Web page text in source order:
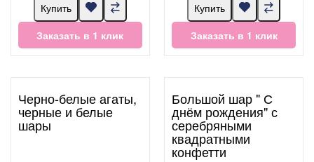
Купить
Заказать в 1 клик
Купить
Заказать в 1 клик
Черно-белые агаты,
черные и белые
шары
Большой шар " С
днём рождения" с
серебряными
квадратными
конфетти